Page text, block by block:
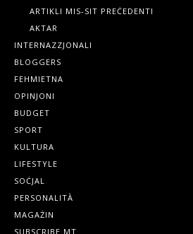
ARTIKLI MIS-SIT PREĊEDENTI
AKTAR
INTERNAZZJONALI
BLOGGERS
FEHMIETNA
OPINJONI
BUDGET
SPORT
KULTURA
LIFESTYLE
SOĊJAL
PERSONALITÀ
MAGAŻIN
SUBSCRIBE.MT